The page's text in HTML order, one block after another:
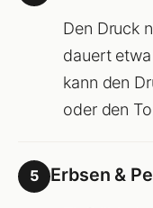
Den Druck
dauert
kann den
oder den
5 Erbsen &